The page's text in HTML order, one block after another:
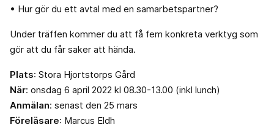
• Hur gör du ett avtal med en samarbetspartner?
Under träffen kommer du att få fem konkreta verktyg som
gör att du får saker att hända.
Plats: Stora Hjortstorps Gård
När: onsdag 6 april 2022 kl 08.30-13.00 (inkl lunch)
Anmälan: senast den 25 mars
Föreläsare: Marcus Eldh